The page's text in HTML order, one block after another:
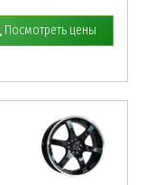
Посмотреть цены